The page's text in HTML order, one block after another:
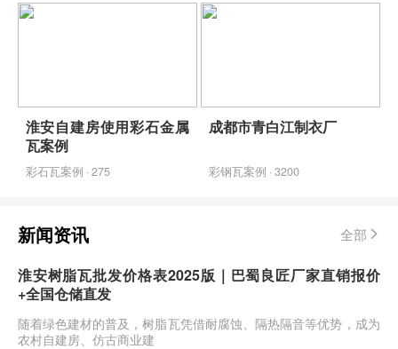
淮安自建房使用彩石金属
瓦案例
彩石瓦案例 · 275
成都市青白江制衣厂
彩钢瓦案例 · 3200
新闻资讯 全部
淮安树脂瓦批发价格表2025版｜巴蜀良匠厂家直销报价
+全国仓储直发
随着绿色建材的普及，树脂瓦凭借耐腐蚀、隔热隔音等优势，成为
农村自建房、仿古商业建